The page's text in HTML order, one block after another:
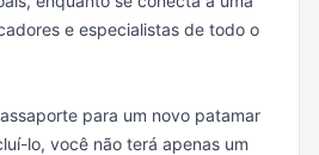
e especialistas de todo o
para um novo patamar
lo, você não terá apenas um